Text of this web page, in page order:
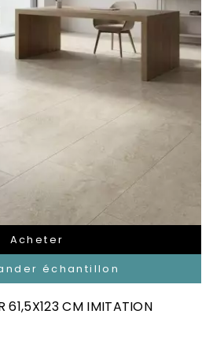
Acheter
échantillon
61,5X123 CM IMITATION